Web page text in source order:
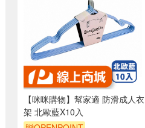
【咪咪購物】幫家適 防滑成人衣
架 北歐藍X10入